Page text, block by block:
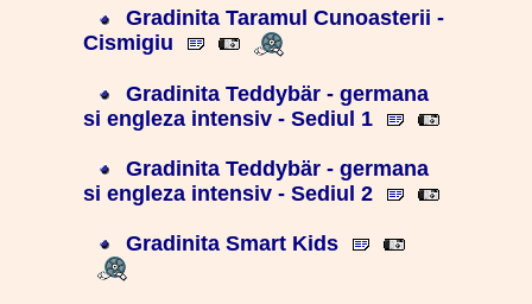
Gradinita Taramul Cunoasterii -
Cismigiu
Gradinita Teddybär - germana
si engleza intensiv - Sediul 1
Gradinita Teddybär - germana
si engleza intensiv - Sediul 2
Gradinita Smart Kids